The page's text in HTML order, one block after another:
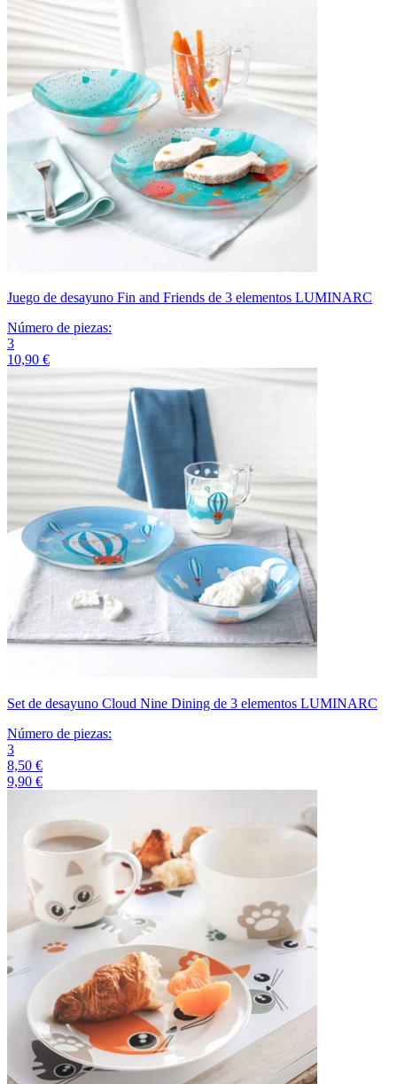
Juego de desayuno Fin and Friends de 3 elementos LUMINARC
Número de piezas:
3
10,90 €
Set de desayuno Cloud Nine Dining de 3 elementos LUMINARC
Número de piezas:
3
8,50 €
9,90 €